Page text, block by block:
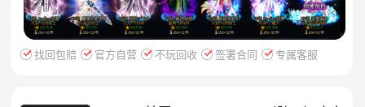
找回包赔 官方自营 不玩回收 签署合同 专属客服